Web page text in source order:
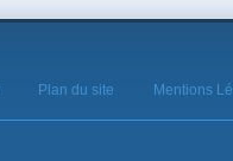
Plan du site Mentions